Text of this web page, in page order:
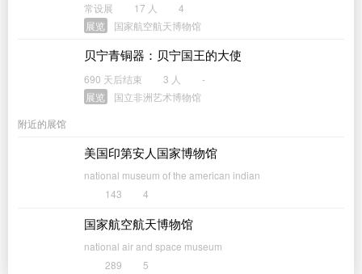
常设展 17 人
4
展览
国家航空航天博物馆
贝宁青铜器：贝宁国王的大使
690 天后结束 3 人
-
展览
国立非洲艺术博物馆
附近的展馆
美国印第安人国家博物馆
national museum of the american indian
143
4
国家航空航天博物馆
national air and space museum
289
5